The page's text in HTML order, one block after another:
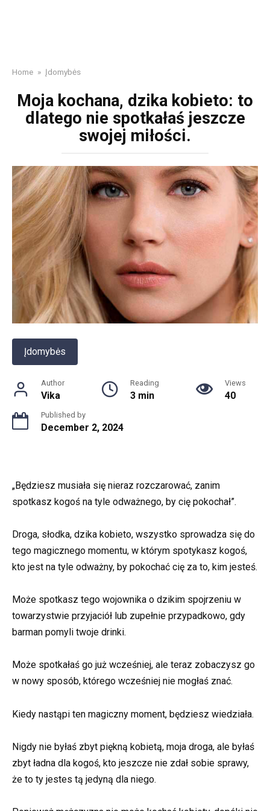
Home » Įdomybės
Moja kochana, dzika kobieto: to
dlatego nie spotkałaś jeszcze
swojej miłości.
Įdomybės
Author
Vika
Reading
3 min
Views
40
Published by
December 2, 2024
„Będziesz musiała się nieraz rozczarować, zanim
spotkasz kogoś na tyle odważnego, by cię pokochał”.
Droga, słodka, dzika kobieto, wszystko sprowadza się do
tego magicznego momentu, w którym spotykasz kogoś,
kto jest na tyle odważny, by pokochać cię za to, kim jesteś.
Może spotkasz tego wojownika o dzikim spojrzeniu w
towarzystwie przyjaciół lub zupełnie przypadkowo, gdy
barman pomyli twoje drinki.
Może spotkałaś go już wcześniej, ale teraz zobaczysz go
w nowy sposób, którego wcześniej nie mogłaś znać.
Kiedy nastąpi ten magiczny moment, będziesz wiedziała.
Nigdy nie byłaś zbyt piękną kobietą, moja droga, ale byłaś
zbyt ładna dla kogoś, kto jeszcze nie zdał sobie sprawy,
że to ty jestes tą jedyną dla niego.